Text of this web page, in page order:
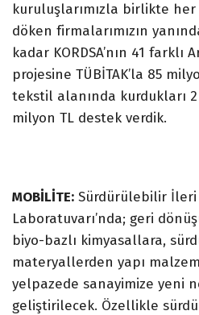
kuruluşlarımızla birlikte
döken firmalarımızın
kadar KORDSA’nın 41
projesine TÜBİTAK’la 85
tekstil alanında kurdukları
milyon TL destek verdik.
MOBİLİTE: Sürdürülebilir İleri
Laboratuvarı’nda; geri
biyo-bazlı kimyasallara,
materyallerden yapı
yelpazede sanayimize yeni
geliştirilecek. Özellikle